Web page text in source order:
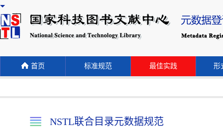
首页 标准规范 最佳实践 形
NSTL联合目录元数据规范